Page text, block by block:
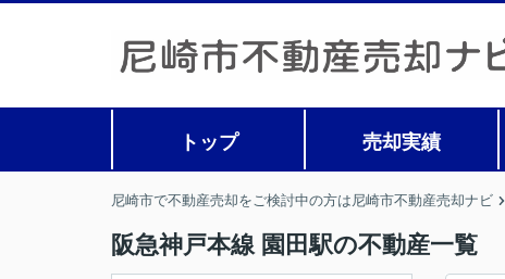
トップ 売却実績
尼崎市で不動産売却をご検討中の方は尼崎市不動産売却ナビ
阪急神戸本線 園田駅の不動産一覧